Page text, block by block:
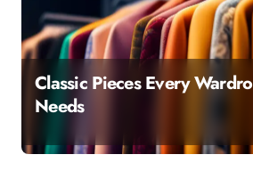
Classic Pieces Every
Needs